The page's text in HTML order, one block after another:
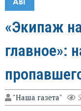
«Экипаж
главное»:
"Наша газета"